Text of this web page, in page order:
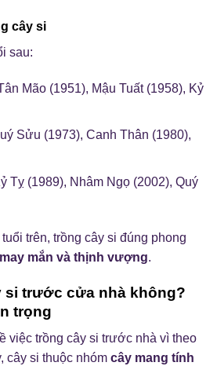
cây si
sau:
Mão (1951), Mậu Tuất (1958), Kỷ
Sửu (1973), Canh Thân (1980),
Tỵ (1989), Nhâm Ngọ (2002), Quý
trên, trồng cây si đúng phong
mắn và thịnh vượng.
si trước cửa nhà không?
trọng
việc trồng cây si trước nhà vì theo
cây si thuộc nhóm cây mang tính